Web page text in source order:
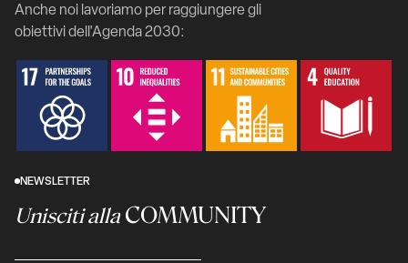
Anche noi lavoriamo per raggiungere gli
obiettivi dell'Agenda 2030:
NEWSLETTER
Unisciti allaCOMMUNITY